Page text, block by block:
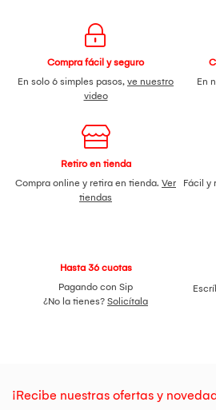
Compra fácil y seguro
En solo 6 simples pasos, ve nuestro
video
En
Retiro en tienda
Compra online y retira en tienda. Ver
tiendas
Fácil y
Hasta 36 cuotas
Pagando con Sip
¿No la tienes? Solicítala
¡Recibe nuestras ofertas y